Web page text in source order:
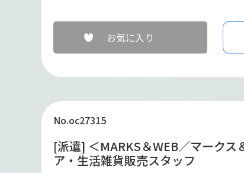
お気に入り
No.oc27315
[派遣] ＜MARKS＆WEB／マークス
ア・生活雑貨販売スタッフ